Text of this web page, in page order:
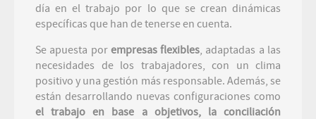
día en el trabajo por lo que se crean dinámicas
específicas que han de tenerse en cuenta.
Se apuesta por empresas flexibles, adaptadas a las
necesidades de los trabajadores, con un clima
positivo y una gestión más responsable. Además, se
están desarrollando nuevas configuraciones como
el trabajo en base a objetivos, la conciliación